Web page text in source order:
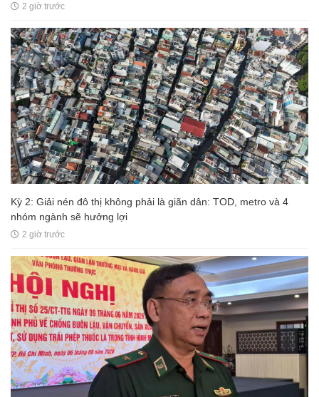
2 giờ trước
Kỳ 2: Giải nén đô thị không phải là giãn dân: TOD, metro và 4
nhóm ngành sẽ hưởng lợi
2 giờ trước